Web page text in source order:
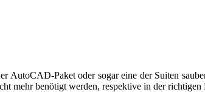
AutoCAD-Paket oder sogar eine der Suiten
mehr benötigt werden, respektive in der richtigen